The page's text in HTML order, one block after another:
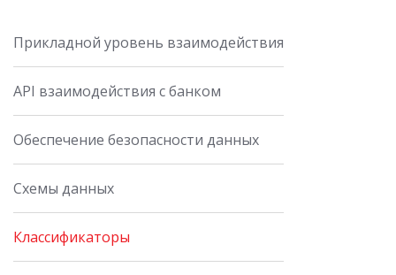
Прикладной уровень взаимодействия
API взаимодействия с банком
Обеспечение безопасности данных
Схемы данных
Классификаторы